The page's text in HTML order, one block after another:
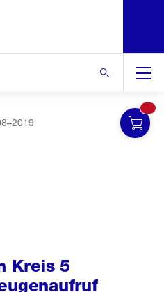
Kreis 5